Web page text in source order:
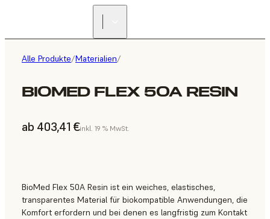
Alle Produkte/Materialien/
BIOMED FLEX 50A RESIN
ab 403,41 €inkl. 19 % MwSt.
BioMed Flex 50A Resin ist ein weiches, elastisches,
transparentes Material für biokompatible Anwendungen, die
Komfort erfordern und bei denen es langfristig zum Kontakt